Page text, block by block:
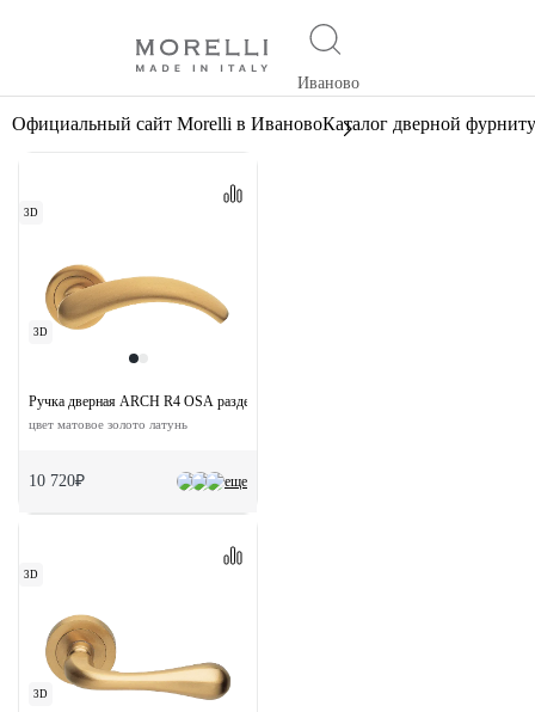
Иваново
Официальный сайт Morelli в ИвановоКаталог дверной
3D
3D
еще
Ручка дверная ARCH R4 OSA раздельная на круглой розетке
цвет матовое золото латунь
10 720₽
3D
3D